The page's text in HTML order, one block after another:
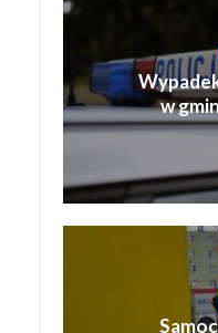
w